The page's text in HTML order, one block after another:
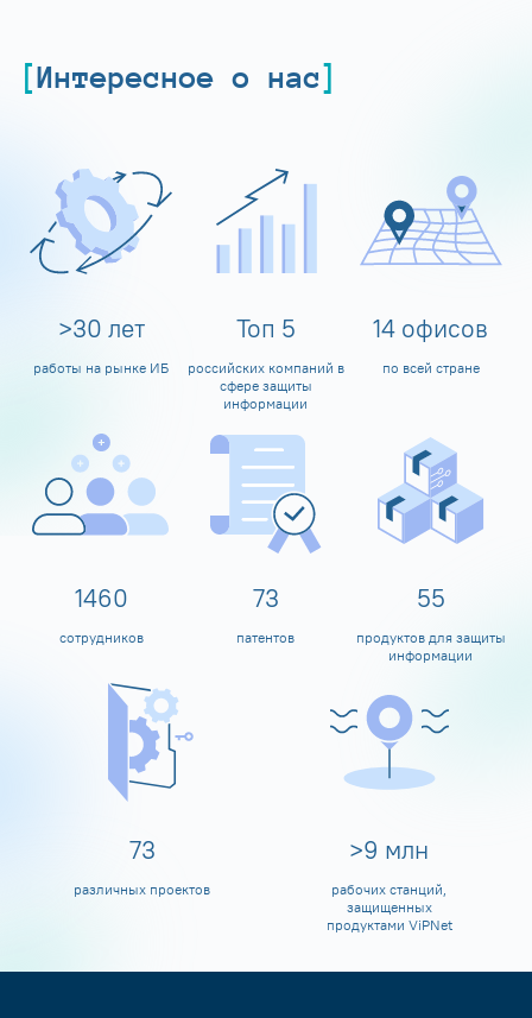
Интересное о нас
>30 лет
работы на рынке ИБ
Топ 5
российских компаний в
сфере защиты
информации
14 офисов
по всей стране
1598
сотрудников
80
патентов
60
продуктов для защиты
информации
80
различных проектов
>10 млн
рабочих станций,
защищенных
продуктами ViPNet